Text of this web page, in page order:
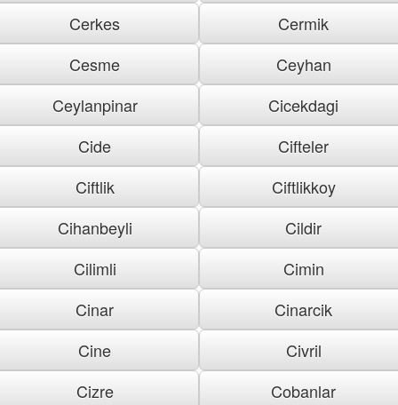
Cerkes
Cermik
Cesme
Ceyhan
Ceylanpinar
Cicekdagi
Cide
Cifteler
Ciftlik
Ciftlikkoy
Cihanbeyli
Cildir
Cilimli
Cimin
Cinar
Cinarcik
Cine
Civril
Cizre
Cobanlar